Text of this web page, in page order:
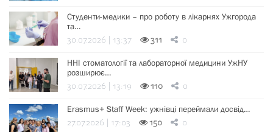
Студенти-медики – про роботу в лікарнях Ужгорода
та…
30.07.2026 | 13:37 311 0
ННІ стоматології та лабораторної медицини УжНУ
розширює…
30.07.2026 | 13:19 110 0
Erasmus+ Staff Week: ужнівці переймали досвід…
27.07.2026 | 17:03 150 0